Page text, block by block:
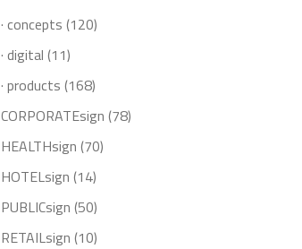
· concepts (120)
· digital (11)
· products (168)
CORPORATEsign (78)
HEALTHsign (70)
HOTELsign (14)
PUBLICsign (50)
RETAILsign (10)